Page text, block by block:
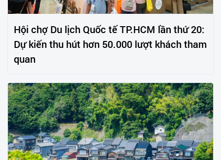
Hội chợ Du lịch Quốc tế TP.HCM lần thứ 20:
Dự kiến thu hút hơn 50.000 lượt khách tham
quan